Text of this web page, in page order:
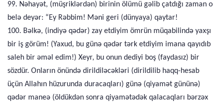
99. Nəhayət, (müşriklərdən) birinin ölümü gəlib çatdığı zaman o
belə deyər: “Ey Rəbbim! Məni geri (dünyaya) qaytar!
100. Bəlkə, (indiyə qədər) zay etdiyim ömrün müqabilində yaxşı
bir iş görüm! (Yaxud, bu günə qədər tərk etdiyim imana qayıdıb
saleh bir əməl edim!) Xeyr, bu onun dediyi boş (faydasız) bir
sözdür. Onların önündə dirildiləcəkləri (dirildilib haqq-hesab
üçün Allahın hüzurunda duracaqları) günə (qiyamət gününə)
qədər maneə (öldükdən sonra qiyamətədək qalacaqları bərzəx